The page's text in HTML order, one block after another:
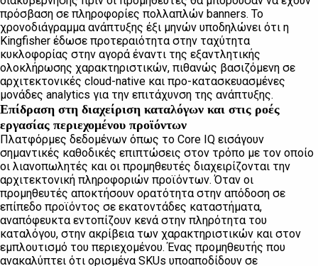
πρόσβαση σε πληροφορίες πολλαπλών banners. Το
χρονοδιάγραμμα ανάπτυξης έξι μηνών υποδηλώνει ότι η
Kingfisher έδωσε προτεραιότητα στην ταχύτητα
κυκλοφορίας στην αγορά έναντι της εξαντλητικής
ολοκλήρωσης χαρακτηριστικών, πιθανώς βασιζόμενη σε
αρχιτεκτονικές cloud-native και προ-κατασκευασμένες
μονάδες analytics για την επιτάχυνση της ανάπτυξης.
Επίδραση στη διαχείριση καταλόγων και στις ροές
εργασίας περιεχομένου προϊόντων
Πλατφόρμες δεδομένων όπως το Core IQ εισάγουν
σημαντικές καθοδικές επιπτώσεις στον τρόπο με τον οποίο
οι λιανοπωλητές και οι προμηθευτές διαχειρίζονται την
αρχιτεκτονική πληροφοριών προϊόντων. Όταν οι
προμηθευτές αποκτήσουν ορατότητα στην απόδοση σε
επίπεδο προϊόντος σε εκατοντάδες καταστήματα,
αναπόφευκτα εντοπίζουν κενά στην πληρότητα του
καταλόγου, στην ακρίβεια των χαρακτηριστικών και στον
εμπλουτισμό του περιεχομένου. Ένας προμηθευτής που
ανακαλύπτει ότι ορισμένα SKUs υποαποδίδουν σε